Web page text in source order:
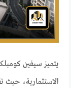
يتميز سيفين
الاستثمارية، حيث